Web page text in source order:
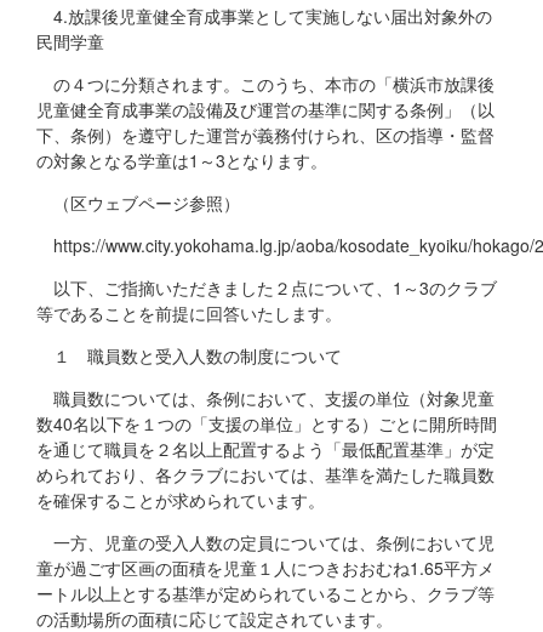
4.放課後児童健全育成事業として実施しない届出対象外の
民間学童
の４つに分類されます。このうち、本市の「横浜市放課後
児童健全育成事業の設備及び運営の基準に関する条例」（以
下、条例）を遵守した運営が義務付けられ、区の指導・監督
の対象となる学童は1～3となります。
（区ウェブページ参照）
https://www.city.yokohama.lg.jp/aoba/kosodate_kyoiku/
以下、ご指摘いただきました２点について、1～3のクラブ
等であることを前提に回答いたします。
１ 職員数と受入人数の制度について
職員数については、条例において、支援の単位（対象児童
数40名以下を１つの「支援の単位」とする）ごとに開所時間
を通じて職員を２名以上配置するよう「最低配置基準」が定
められており、各クラブにおいては、基準を満たした職員数
を確保することが求められています。
一方、児童の受入人数の定員については、条例において児
童が過ごす区画の面積を児童１人につきおおむね1.65平方メ
ートル以上とする基準が定められていることから、クラブ等
の活動場所の面積に応じて設定されています。